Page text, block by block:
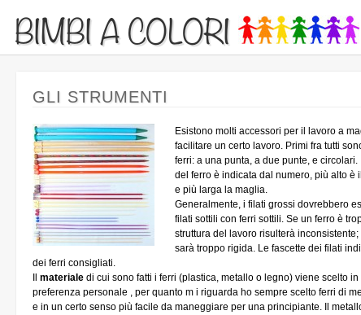
BIMBI A COLORI
GLI STRUMENTI
Esistono molti accessori per il lavoro a
facilitare un certo lavoro. Primi fra tutti
ferri: a una punta, a due punte, e
del ferro è indicata dal numero, più alto è
e più larga la maglia.
Generalmente, i filati grossi dovrebbero
filati sottili con ferri sottili. Se un ferro è
struttura del lavoro risulterà
sarà troppo rigida. Le fascette dei filati
dei ferri consigliati.
materiale di cui sono fatti i ferri (plastica, metallo o legno) viene scelto
preferenza personale , per quanto m i riguarda ho sempre scelto ferri di
e in un certo senso più facile da maneggiare per una principiante. Il